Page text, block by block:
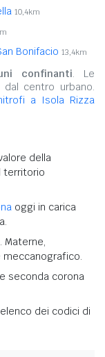
10,4km
Bonifacio 13,4km
confinanti. Le
centro urbano.
a Isola Rizza
della
territorio
oggi in carica
Materne,
seconda corona
elenco dei codici di